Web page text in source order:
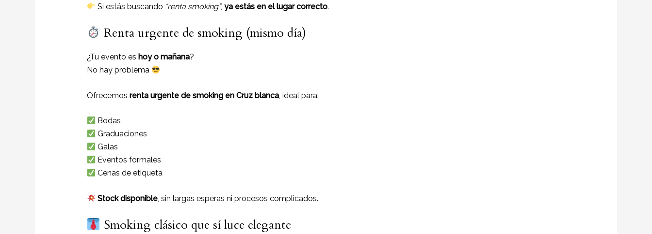
Si estás buscando “renta smoking”, ya estás en el lugar correcto.
Renta urgente de smoking (mismo día)
¿Tu evento es hoy o mañana?
No hay problema
Ofrecemos renta urgente de smoking en Cruz blanca, ideal para:
Bodas
Graduaciones
Galas
Eventos formales
Cenas de etiqueta
Stock disponible, sin largas esperas ni procesos complicados.
Smoking clásico que sí luce elegante